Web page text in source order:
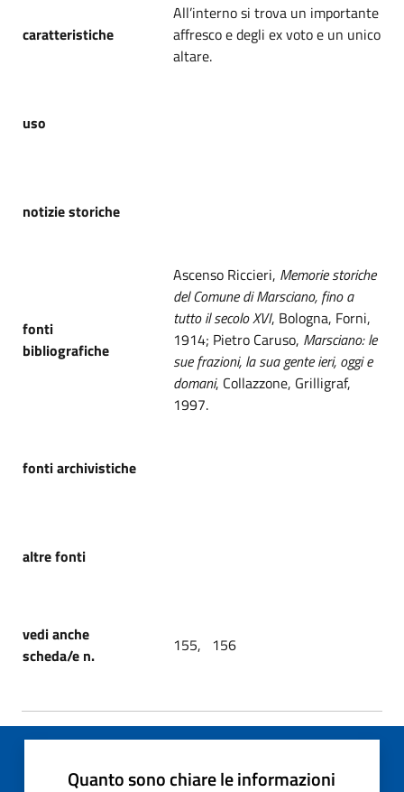
caratteristiche
All’interno si trova un importante
affresco e degli ex voto e un unico
altare.
uso
notizie storiche
fonti
bibliografiche
Ascenso Riccieri, Memorie storiche
del Comune di Marsciano, fino a
tutto il secolo XVI, Bologna, Forni,
1914; Pietro Caruso, Marsciano: le
sue frazioni, la sua gente ieri, oggi e
domani, Collazzone, Grilligraf,
1997.
fonti archivistiche
altre fonti
vedi anche
scheda/e n.
155, 156
Quanto sono chiare le informazioni